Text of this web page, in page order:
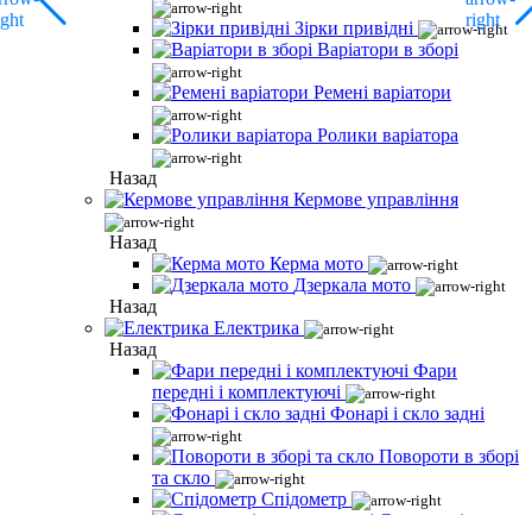
Зірки привідні
Варіатори в зборі
Ремені варіатори
Ролики варіатора
Назад
Кермове управління
Назад
Керма мото
Дзеркала мото
Назад
Електрика
Назад
Фари
передні і комплектуючі
Фонарі і скло задні
Повороти в зборі
та скло
Спідометр